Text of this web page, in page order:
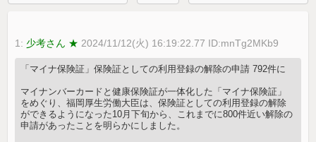
1: 少考さん ★ 2024/11/12(火) 16:19:22.77 ID:mnTg2MKb9
「マイナ保険証」保険証としての利用登録の解除の申請 792件に
マイナンバーカードと健康保険証が一体化した「マイナ保険証」
をめぐり、福岡厚生労働大臣は、保険証としての利用登録の解除
ができるようになった10月下旬から、これまでに800件近い解除の
申請があったことを明らかにしました。